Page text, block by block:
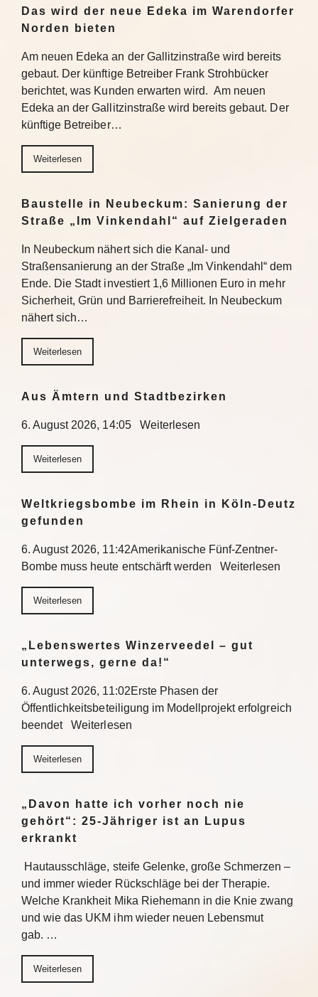
Das wird der neue Edeka im Warendorfer
Norden bieten
Am neuen Edeka an der Gallitzinstraße wird bereits
gebaut. Der künftige Betreiber Frank Strohbücker
berichtet, was Kunden erwarten wird. Am neuen
Edeka an der Gallitzinstraße wird bereits gebaut. Der
künftige Betreiber…
Weiterlesen
Baustelle in Neubeckum: Sanierung der
Straße „Im Vinkendahl“ auf Zielgeraden
In Neubeckum nähert sich die Kanal- und
Straßensanierung an der Straße „Im Vinkendahl“ dem
Ende. Die Stadt investiert 1,6 Millionen Euro in mehr
Sicherheit, Grün und Barrierefreiheit. In Neubeckum
nähert sich…
Weiterlesen
Aus Ämtern und Stadtbezirken
6. August 2026, 14:05 Weiterlesen
Weiterlesen
Weltkriegsbombe im Rhein in Köln-Deutz
gefunden
6. August 2026, 11:42Amerikanische Fünf-Zentner-
Bombe muss heute entschärft werden Weiterlesen
Weiterlesen
„Lebenswertes Winzerveedel – gut
unterwegs, gerne da!“
6. August 2026, 11:02Erste Phasen der
Öffentlichkeitsbeteiligung im Modellprojekt erfolgreich
beendet Weiterlesen
Weiterlesen
„Davon hatte ich vorher noch nie
gehört“: 25-Jähriger ist an Lupus
erkrankt
Hautausschläge, steife Gelenke, große Schmerzen –
und immer wieder Rückschläge bei der Therapie.
Welche Krankheit Mika Riehemann in die Knie zwang
und wie das UKM ihm wieder neuen Lebensmut
gab. …
Weiterlesen